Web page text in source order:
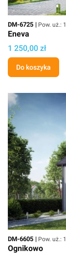
Kod
DM-6725 Pow. uż.:
Eneva
Cena projektu
1 250,00 zł
Do koszyka
Kod
DM-6605 Pow. uż.:
Ognikowo